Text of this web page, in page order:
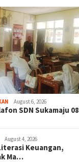
August 6, 2026
SDN Sukamaju 08
August 4, 2026
Keuangan,
Ma…